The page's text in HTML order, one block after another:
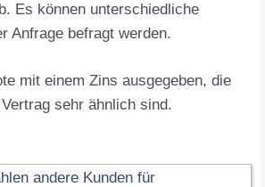
Es können unterschiedliche
Anfrage befragt werden.
mit einem Zins ausgegeben, die
sehr ähnlich sind.
andere Kunden für